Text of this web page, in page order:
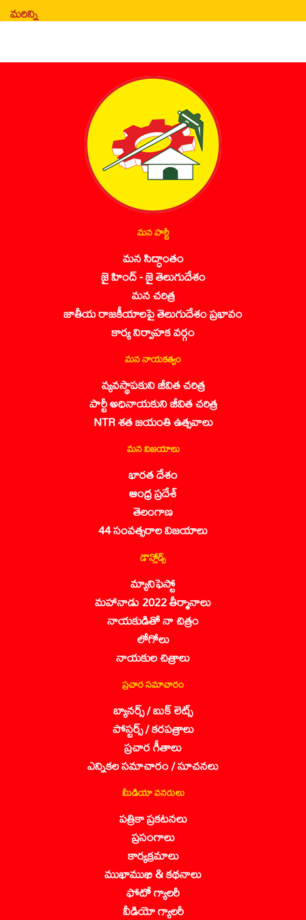
మరిన్ని
మన పార్టీ
మన సిద్ధాంతం
జై హింద్ - జై తెలుగుదేశం
మన చరిత్ర
జాతీయ రాజకీయాలపై తెలుగుదేశం ప్రభావం
కార్య నిర్వాహక వర్గం
మన నాయకత్వం
వ్యవస్థాపకుని జీవిత చరిత్ర
పార్టీ అధినాయకుని జీవిత చరిత్ర
NTR శత జయంతి ఉత్సవాలు
మన విజయాలు
భారత దేశం
ఆంధ్ర ప్రదేశ్
తెలంగాణ
44 సంవత్సరాల విజయాలు
డౌన్లోడ్స్
మ్యానిఫెస్టో
మహానాడు 2022 తీర్మానాలు
నాయకుడితో నా చిత్రం
లోగోలు
నాయకుల చిత్రాలు
ప్రచార సమాచారం
బ్యానర్స్ / బుక్ లెట్స్
పోస్టర్స్ / కరపత్రాలు
ప్రచార గీతాలు
ఎన్నికల సమాచారం / సూచనలు
మీడియా వనరులు
పత్రికా ప్రకటనలు
ప్రసంగాలు
కార్యక్రమాలు
ముఖాముఖి & కథనాలు
ఫోటో గ్యాలరీ
వీడియో గ్యాలరీ